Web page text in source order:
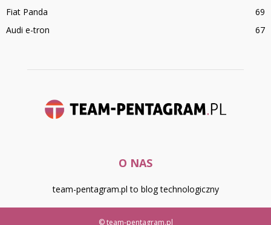
Fiat Panda
69
Audi e-tron
67
O NAS
team-pentagram.pl to blog technologiczny
© team-pentagram.pl